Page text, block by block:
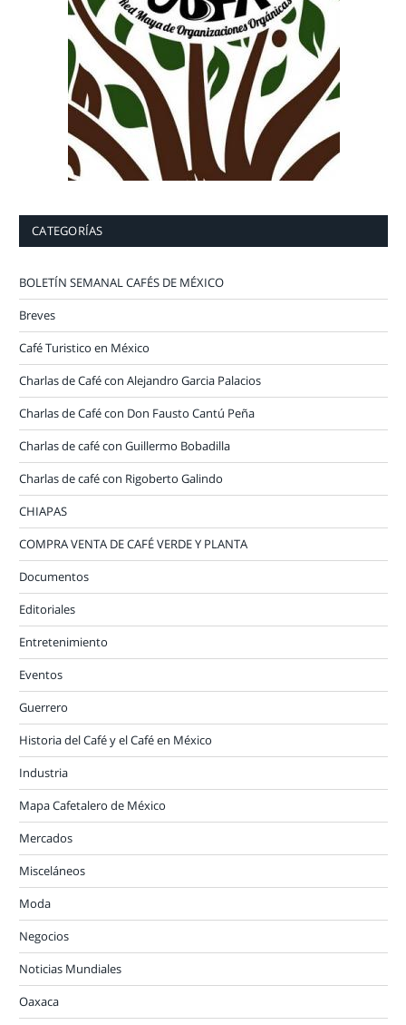
CATEGORÍAS
BOLETÍN SEMANAL CAFÉS DE MÉXICO
Breves
Café Turistico en México
Charlas de Café con Alejandro Garcia Palacios
Charlas de Café con Don Fausto Cantú Peña
Charlas de café con Guillermo Bobadilla
Charlas de café con Rigoberto Galindo
CHIAPAS
COMPRA VENTA DE CAFÉ VERDE Y PLANTA
Documentos
Editoriales
Entretenimiento
Eventos
Guerrero
Historia del Café y el Café en México
Industria
Mapa Cafetalero de México
Mercados
Misceláneos
Moda
Negocios
Noticias Mundiales
Oaxaca